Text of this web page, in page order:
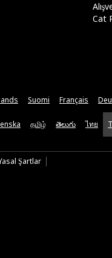
Cat
Suomi Français
தமிழ் తెలుగు ไทย
Şartlar